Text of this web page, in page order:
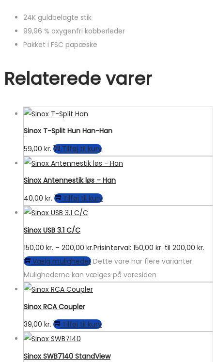
24K guldbelagte stik
99,96 % oxygenfri kobberleder
Pakket i FSC papæske
Relaterede varer
Sinox T-Split Hun Han-Han
59,00 kr. Tilføj til kurv
Sinox Antennestik løs – Han
40,00 kr. Tilføj til kurv
Sinox USB 3.1 C/C
150,00 kr. – 200,00 kr.Prisinterval: 150,00 kr. til 200,00 kr.
Vælg muligheder Dette vare har flere varianter.
Mulighederne kan vælges på varesiden
Sinox RCA Coupler
39,00 kr. Tilføj til kurv
Sinox SWB7140 StandView